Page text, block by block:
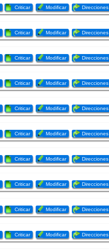
Criticar Modificar Direcciones
Criticar Modificar Direcciones
Criticar Modificar Direcciones
Criticar Modificar Direcciones
Criticar Modificar Direcciones
Criticar Modificar Direcciones
Criticar Modificar Direcciones
Criticar Modificar Direcciones
Criticar Modificar Direcciones
Criticar Modificar Direcciones